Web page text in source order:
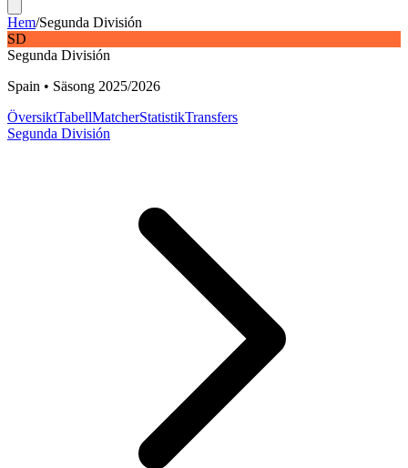
Hem/Segunda División
SD
Segunda División
Spain • Säsong 2025/2026
ÖversiktTabellMatcherStatistikTransfers
Segunda División